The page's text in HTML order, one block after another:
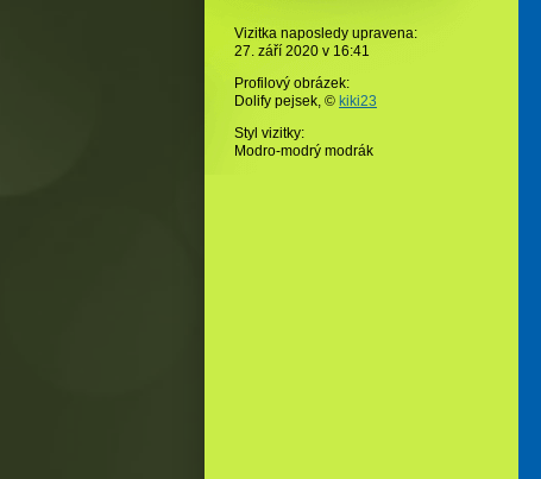
Vizitka naposledy upravena:
27. září 2020 v 16:41
Profilový obrázek:
Dolify pejsek, © kiki23
Styl vizitky:
Modro-modrý modrák